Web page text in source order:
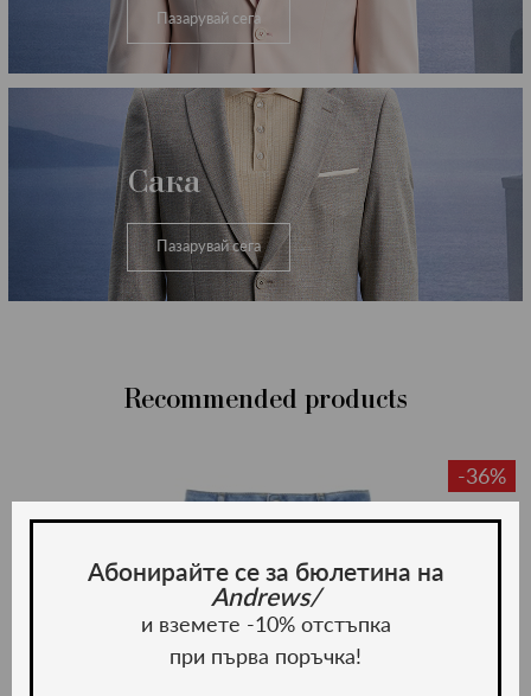
Пазарувай сега
Сака
Пазарувай сега
Recommended products
-36%
Абонирайте се за бюлетина на
Andrews/
и вземете -10% отстъпка
при първа поръчка!